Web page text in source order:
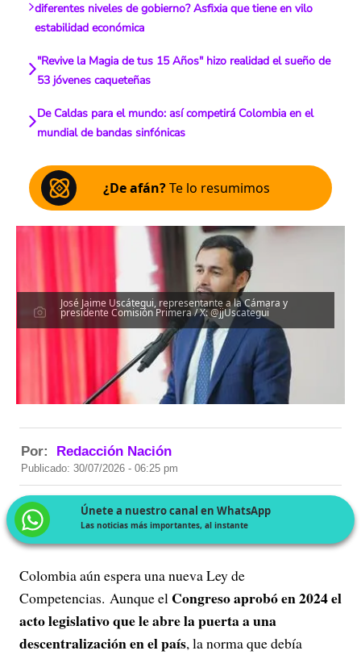
diferentes niveles de gobierno? Asfixia que tiene en vilo
estabilidad económica
"Revive la Magia de tus 15 Años" hizo realidad el sueño de
53 jóvenes caqueteñas
De Caldas para el mundo: así competirá Colombia en el
mundial de bandas sinfónicas
¿De afán?Te lo resumimos
José Jaime Uscátegui, representante a la Cámara y
presidente Comisión Primera / X: @jjUscategui
Por: Redacción Nación
Publicado: 30/07/2026 - 06:25 pm
Únete a nuestro canal en WhatsApp
Las noticias más importantes, al instante
Colombia aún espera una nueva Ley de
Competencias. Aunque el Congreso aprobó en 2024 el
acto legislativo que le abre la puerta a una
descentralización en el país, la norma que debía